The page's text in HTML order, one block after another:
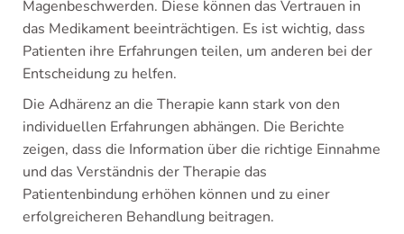
Magenbeschwerden. Diese können das Vertrauen in
das Medikament beeinträchtigen. Es ist wichtig, dass
Patienten ihre Erfahrungen teilen, um anderen bei der
Entscheidung zu helfen.
Die Adhärenz an die Therapie kann stark von den
individuellen Erfahrungen abhängen. Die Berichte
zeigen, dass die Information über die richtige Einnahme
und das Verständnis der Therapie das
Patientenbindung erhöhen können und zu einer
erfolgreicheren Behandlung beitragen.